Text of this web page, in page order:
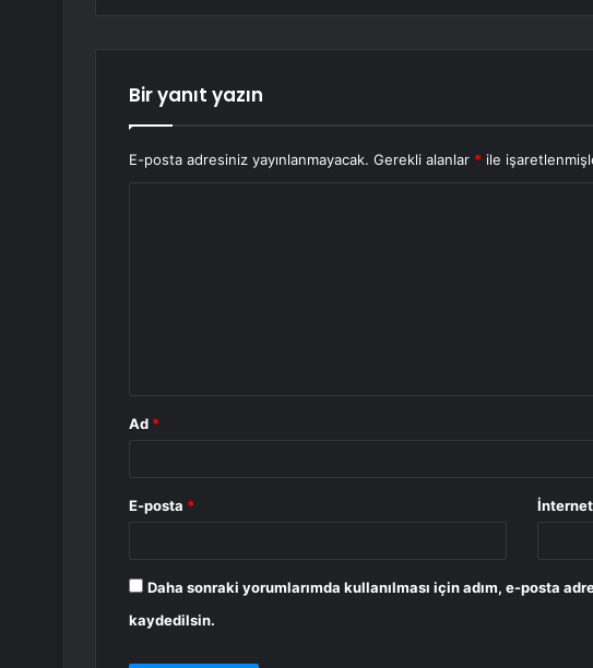
Bir yanıt yazın
E-posta adresiniz yayınlanmayacak. Gerekli alanlar * ile
Ad *
E-posta *
Daha sonraki yorumlarımda kullanılması için adım, e-posta
kaydedilsin.